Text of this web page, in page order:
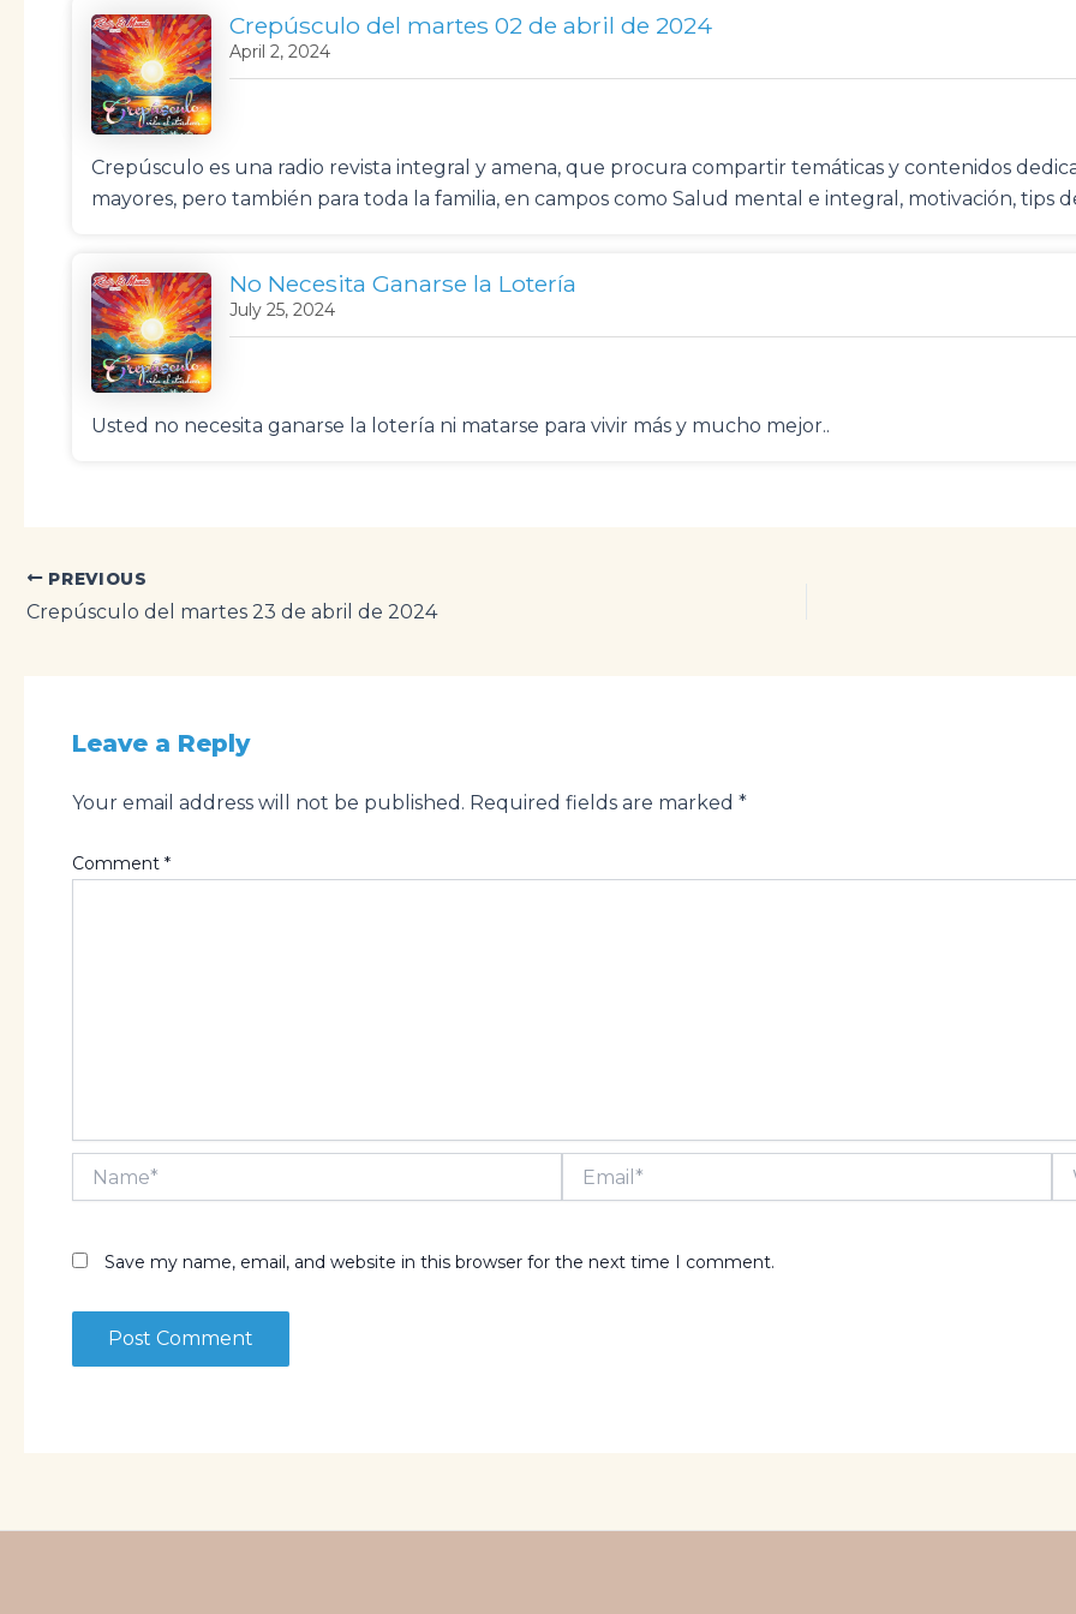
Crepúsculo del martes 02 de abril de 2024
April 2, 2024
Crepúsculo es una radio revista integral y amena, que procura compartir temáticas y contenidos
mayores, pero también para toda la familia, en campos como Salud mental e integral, motivación, tips
No Necesita Ganarse la Lotería
July 25, 2024
Usted no necesita ganarse la lotería ni matarse para vivir más y mucho mejor..
Post
navigation
PREVIOUS
Crepúsculo del martes 23 de abril de 2024
Leave a Reply
Your email address will not be published. Required fields are marked *
Comment *
Save my name, email, and website in this browser for the next time I comment.